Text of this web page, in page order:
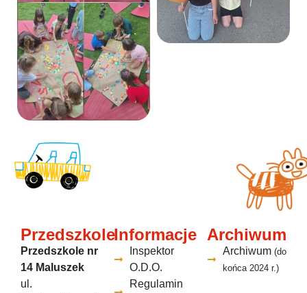
Przedszkole
Przedszkole nr
14 Maluszek
ul.
Informacje
Inspektor
O.D.O.
Regulamin
Archiwum
Archiwum (do
końca 2024 r.)